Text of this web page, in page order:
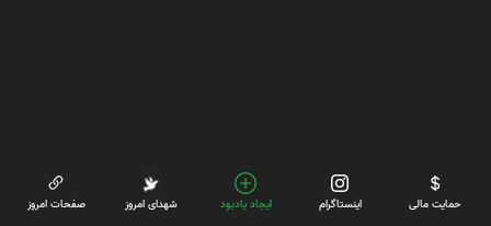
حمایت مالی اینستاگرام ایجاد یادبود شهدای امروز صفحات امروز